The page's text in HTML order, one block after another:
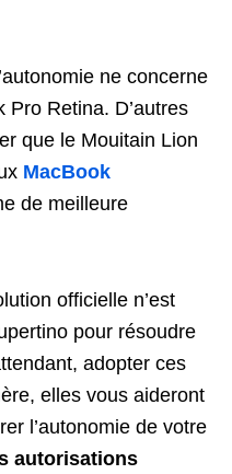
ne concerne
Retina. D’autres
que le Mouitain Lion
MacBook
de meilleure
officielle n’est
pour résoudre
adopter ces
elles vous aideront
l’autonomie de votre
autorisations